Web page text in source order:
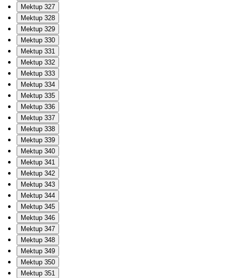
Mektup 327
Mektup 328
Mektup 329
Mektup 330
Mektup 331
Mektup 332
Mektup 333
Mektup 334
Mektup 335
Mektup 336
Mektup 337
Mektup 338
Mektup 339
Mektup 340
Mektup 341
Mektup 342
Mektup 343
Mektup 344
Mektup 345
Mektup 346
Mektup 347
Mektup 348
Mektup 349
Mektup 350
Mektup 351